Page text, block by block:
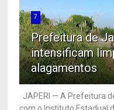
7
Prefeitura de
intensificam
alagamentos
JAPERI — A Prefeitura